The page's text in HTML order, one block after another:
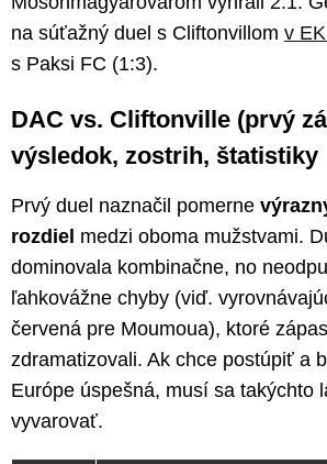
na súťažný duel s Cliftonvillom v
s Paksi FC (1:3).
DAC vs. Cliftonville (prvý
výsledok, zostrih, štatistiky
Prvý duel naznačil pomerne
rozdiel medzi oboma mužstvami.
dominovala kombinačne, no
ľahkovážne chyby (viď.
červená pre Moumoua), ktoré
zdramatizovali. Ak chce postúpiť a
Európe úspešná, musí sa takýchto
vyvarovať.